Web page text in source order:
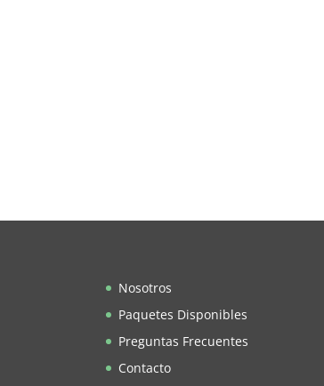
Nosotros
Paquetes Disponibles
Preguntas Frecuentes
Contacto